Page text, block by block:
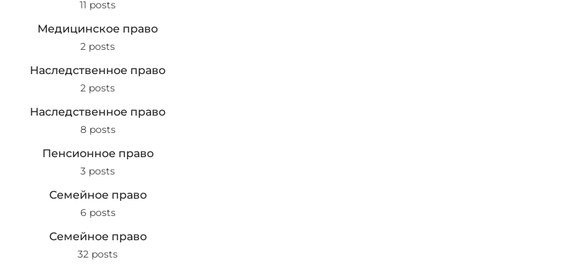
11 posts
Медицинское право
2 posts
Наследственное право
2 posts
Наследственное право
8 posts
Пенсионное право
3 posts
Семейное право
6 posts
Семейное право
32 posts